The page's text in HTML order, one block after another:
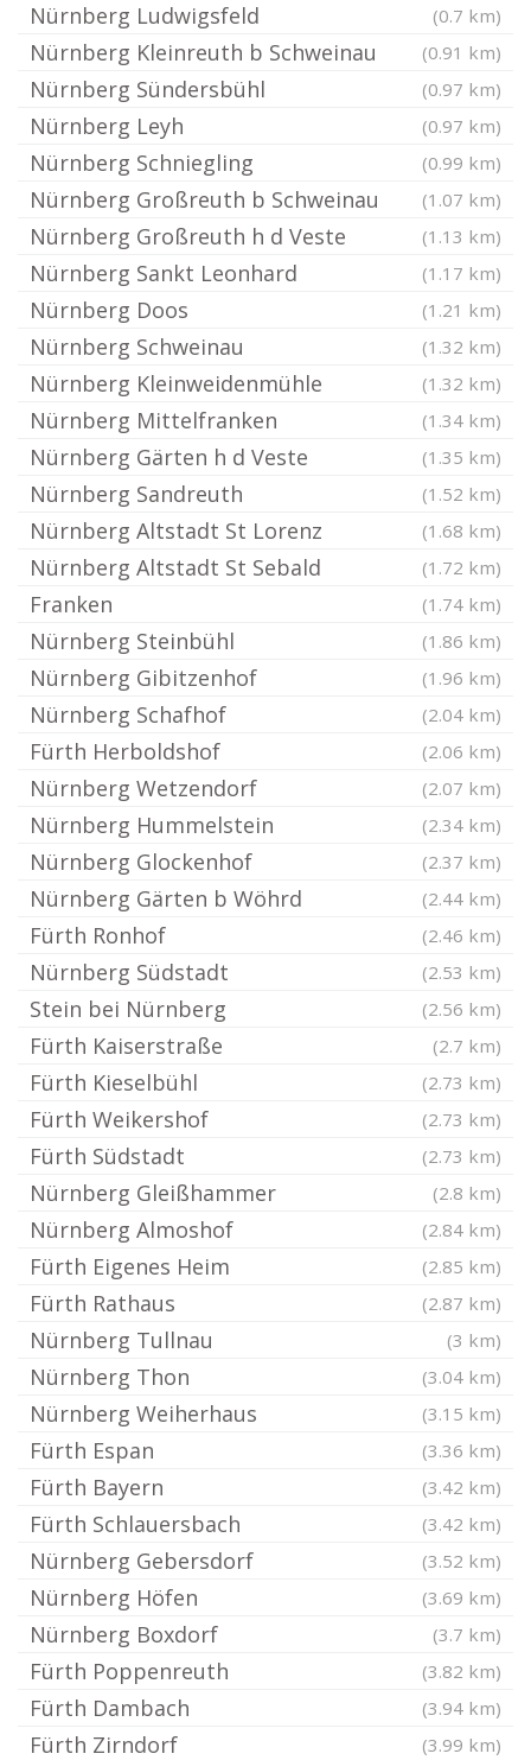
Nürnberg Ludwigsfeld (0.7 km)
Nürnberg Kleinreuth b Schweinau (0.91 km)
Nürnberg Sündersbühl (0.97 km)
Nürnberg Leyh (0.97 km)
Nürnberg Schniegling (0.99 km)
Nürnberg Großreuth b Schweinau (1.07 km)
Nürnberg Großreuth h d Veste (1.13 km)
Nürnberg Sankt Leonhard (1.17 km)
Nürnberg Doos (1.21 km)
Nürnberg Schweinau (1.32 km)
Nürnberg Kleinweidenmühle (1.32 km)
Nürnberg Mittelfranken (1.34 km)
Nürnberg Gärten h d Veste (1.35 km)
Nürnberg Sandreuth (1.52 km)
Nürnberg Altstadt St Lorenz (1.68 km)
Nürnberg Altstadt St Sebald (1.72 km)
Franken (1.74 km)
Nürnberg Steinbühl (1.86 km)
Nürnberg Gibitzenhof (1.96 km)
Nürnberg Schafhof (2.04 km)
Fürth Herboldshof (2.06 km)
Nürnberg Wetzendorf (2.07 km)
Nürnberg Hummelstein (2.34 km)
Nürnberg Glockenhof (2.37 km)
Nürnberg Gärten b Wöhrd (2.44 km)
Fürth Ronhof (2.46 km)
Nürnberg Südstadt (2.53 km)
Stein bei Nürnberg (2.56 km)
Fürth Kaiserstraße (2.7 km)
Fürth Kieselbühl (2.73 km)
Fürth Weikershof (2.73 km)
Fürth Südstadt (2.73 km)
Nürnberg Gleißhammer (2.8 km)
Nürnberg Almoshof (2.84 km)
Fürth Eigenes Heim (2.85 km)
Fürth Rathaus (2.87 km)
Nürnberg Tullnau (3 km)
Nürnberg Thon (3.04 km)
Nürnberg Weiherhaus (3.15 km)
Fürth Espan (3.36 km)
Fürth Bayern (3.42 km)
Fürth Schlauersbach (3.42 km)
Nürnberg Gebersdorf (3.52 km)
Nürnberg Höfen (3.69 km)
Nürnberg Boxdorf (3.7 km)
Fürth Poppenreuth (3.82 km)
Fürth Dambach (3.94 km)
Fürth Zirndorf (3.99 km)